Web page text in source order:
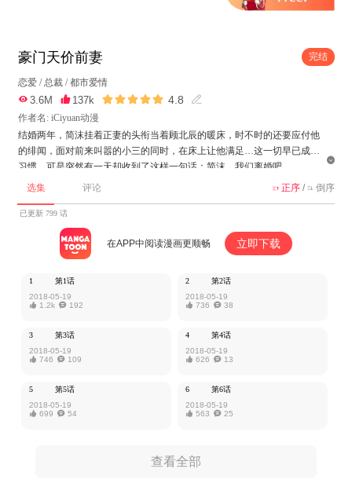
豪门天价前妻 完结
恋爱 / 总裁 /都市爱情
 3.6M  137k  4.8 
作者名: iCiyuan动漫
结婚两年，简沫挂着正妻的头衔当着顾北辰的暖床，时不时的还要应付他
的绯闻，面对前来叫嚣的小三的同时，在床上让他满足…这一切早已成了
习惯，可是突然有一天却收到了这样一句话：简沫，我们离婚吧。
表MangaToon所持立场。

选集 评论  正序/  倒序
已更新 799 话
在APP中阅读漫画更顺畅 立即下载
1
第1话
2018-05-19
 1.2k 192
2
第2话
2018-05-19
 736 38
3
第3话
2018-05-19
 746 109
4
第4话
2018-05-19
 626 13
5
第5话
2018-05-19
 699 54
6
第6话
2018-05-19
 563 25
查看全部